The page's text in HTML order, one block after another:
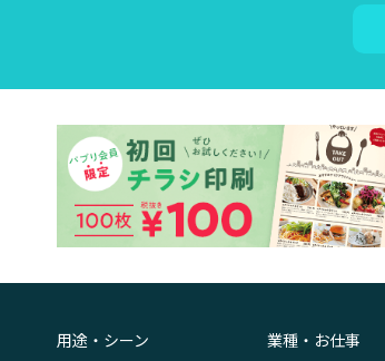
用途・シーン 業種・お仕事